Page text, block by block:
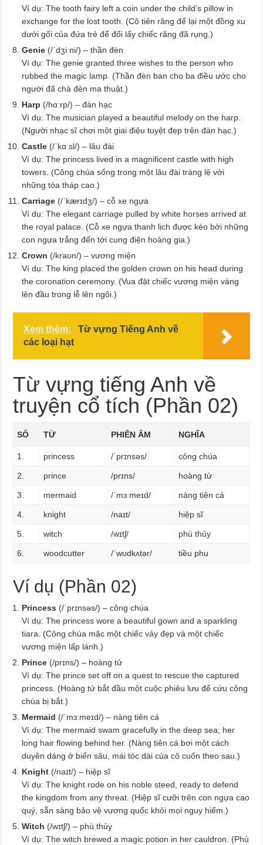
Ví dụ: The tooth fairy left a coin under the child’s pillow in
exchange for the lost tooth. (Cô tiên răng để lại một đồng xu
dưới gối của đứa trẻ để đổi lấy chiếc răng đã rụng.)
Genie (/ˈdʒiːni/) – thần đèn
Ví dụ: The genie granted three wishes to the person who
rubbed the magic lamp. (Thần đèn ban cho ba điều ước cho
người đã chà đèn ma thuật.)
Harp (/hɑːrp/) – đàn hạc
Ví dụ: The musician played a beautiful melody on the harp.
(Người nhạc sĩ chơi một giai điệu tuyệt đẹp trên đàn hạc.)
Castle (/ˈkɑːsl/) – lâu đài
Ví dụ: The princess lived in a magnificent castle with high
towers. (Công chúa sống trong một lâu đài tráng lệ với
những tòa tháp cao.)
Carriage (/ˈkærɪdʒ/) – cỗ xe ngựa
Ví dụ: The elegant carriage pulled by white horses arrived at
the royal palace. (Cỗ xe ngựa thanh lịch được kéo bởi những
con ngựa trắng đến tới cung điện hoàng gia.)
Crown (/kraʊn/) – vương miện
Ví dụ: The king placed the golden crown on his head during
the coronation ceremony. (Vua đặt chiếc vương miện vàng
lên đầu trong lễ lên ngôi.)
Xem thêm:
Từ vựng Tiếng Anh về
các loại hạt
Từ vựng tiếng Anh về
truyện cổ tích (Phần 02)
SỐ TỪ PHIÊN ÂM NGHĨA
1. princess /ˈprɪnsəs/ công chúa
2. prince /prɪns/ hoàng tử
3. mermaid /ˈmɜːmeɪd/ nàng tiên cá
4. knight /naɪt/ hiệp sĩ
5. witch /wɪtʃ/ phù thủy
6. woodcutter /ˈwʊdkʌtər/ tiều phu
Ví dụ (Phần 02)
Princess (/ˈprɪnsəs/) – công chúa
Ví dụ: The princess wore a beautiful gown and a sparkling
tiara. (Công chúa mặc một chiếc váy đẹp và một chiếc
vương miện lấp lánh.)
Prince (/prɪns/) – hoàng tử
Ví dụ: The prince set off on a quest to rescue the captured
princess. (Hoàng tử bắt đầu một cuộc phiêu lưu để cứu công
chúa bị bắt.)
Mermaid (/ˈmɜːmeɪd/) – nàng tiên cá
Ví dụ: The mermaid swam gracefully in the deep sea, her
long hair flowing behind her. (Nàng tiên cá bơi một cách
duyên dáng ở biển sâu, mái tóc dài của cô cuốn theo sau.)
Knight (/naɪt/) – hiệp sĩ
Ví dụ: The knight rode on his noble steed, ready to defend
the kingdom from any threat. (Hiệp sĩ cưỡi trên con ngựa cao
quý, sẵn sàng bảo vệ vương quốc khỏi mọi nguy hiểm.)
Witch (/wɪtʃ/) – phù thủy
Ví dụ: The witch brewed a magic potion in her cauldron. (Phù